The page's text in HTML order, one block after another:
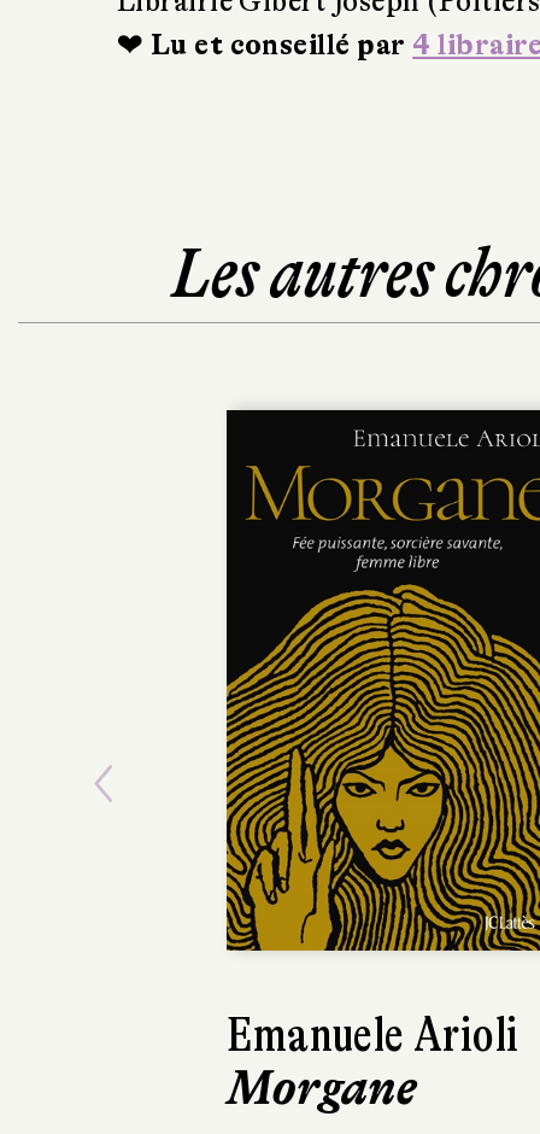
❤ Lu et conseillé par 4
Les autres
Emanuele Arioli
Morgane
Elizabeth Rush
L'Éveil
Previous